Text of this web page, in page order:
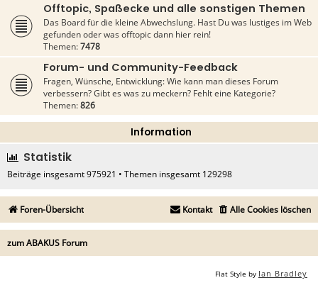
Offtopic, Spaßecke und alle sonstigen Themen
Das Board für die kleine Abwechslung. Hast Du was lustiges im Web
gefunden oder was offtopic dann hier rein!
Themen:7478
Forum- und Community-Feedback
Fragen, Wünsche, Entwicklung: Wie kann man dieses Forum
verbessern? Gibt es was zu meckern? Fehlt eine Kategorie?
Themen:826
Information
Statistik
Beiträge insgesamt975921 • Themen insgesamt 129298
Foren-Übersicht Alle Cookies löschen
Kontakt
zum ABAKUS Forum
Flat Style by Ian Bradley